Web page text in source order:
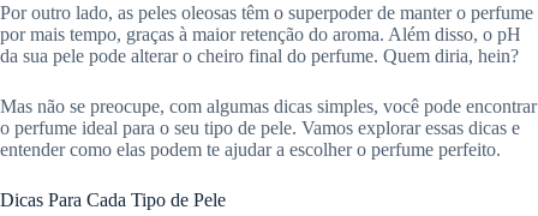
Por outro lado, as peles oleosas têm o superpoder de manter o perfume
por mais tempo, graças à maior retenção do aroma. Além disso, o pH
da sua pele pode alterar o cheiro final do perfume. Quem diria, hein?
Mas não se preocupe, com algumas dicas simples, você pode encontrar
o perfume ideal para o seu tipo de pele. Vamos explorar essas dicas e
entender como elas podem te ajudar a escolher o perfume perfeito.
Dicas Para Cada Tipo de Pele